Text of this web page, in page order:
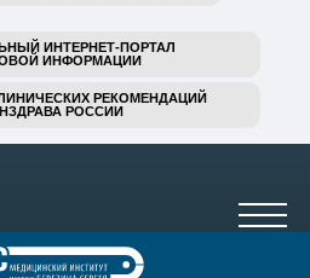
ИНТЕРНЕТ-ПОРТАЛ
ИНФОРМАЦИИ
РЕКОМЕНДАЦИЙ
РОССИИ